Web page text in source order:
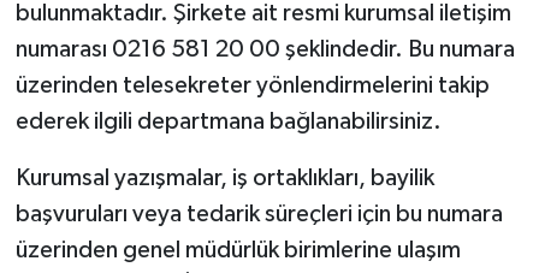
bulunmaktadır. Şirkete ait resmi kurumsal iletişim
numarası 0216 581 20 00 şeklindedir. Bu numara
üzerinden telesekreter yönlendirmelerini takip
ederek ilgili departmana bağlanabilirsiniz.
Kurumsal yazışmalar, iş ortaklıkları, bayilik
başvuruları veya tedarik süreçleri için bu numara
üzerinden genel müdürlük birimlerine ulaşım